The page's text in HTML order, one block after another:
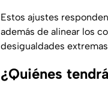
Estos ajustes
además de alinear los
desigualdades
¿Quiénes